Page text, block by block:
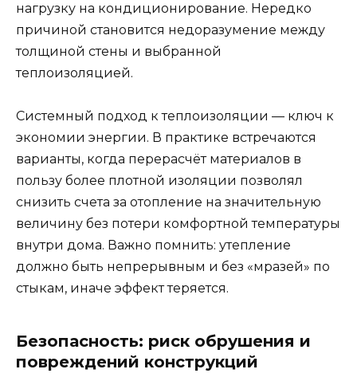
нагрузку на кондиционирование. Нередко
причиной становится недоразумение между
толщиной стены и выбранной
теплоизоляцией.
Системный подход к теплоизоляции — ключ к
экономии энергии. В практике встречаются
варианты, когда перерасчёт материалов в
пользу более плотной изоляции позволял
снизить счета за отопление на значительную
величину без потери комфортной температуры
внутри дома. Важно помнить: утепление
должно быть непрерывным и без «мразей» по
стыкам, иначе эффект теряется.
Безопасность: риск обрушения и
повреждений конструкций